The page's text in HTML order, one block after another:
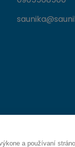
a používaní
Trenčín